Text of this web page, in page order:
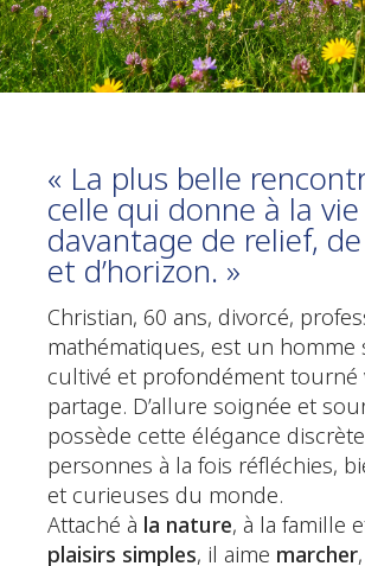
« La plus belle
celle qui donne à la vie
davantage de relief,
et d’horizon. »
Christian, 60 ans, divorcé,
mathématiques, est un homme
cultivé et profondément tourné
partage. D’allure soignée et
possède cette élégance
personnes à la fois réfléchies,
et curieuses du monde.
Attaché à la nature, à la famille
plaisirs simples, il aime marcher,